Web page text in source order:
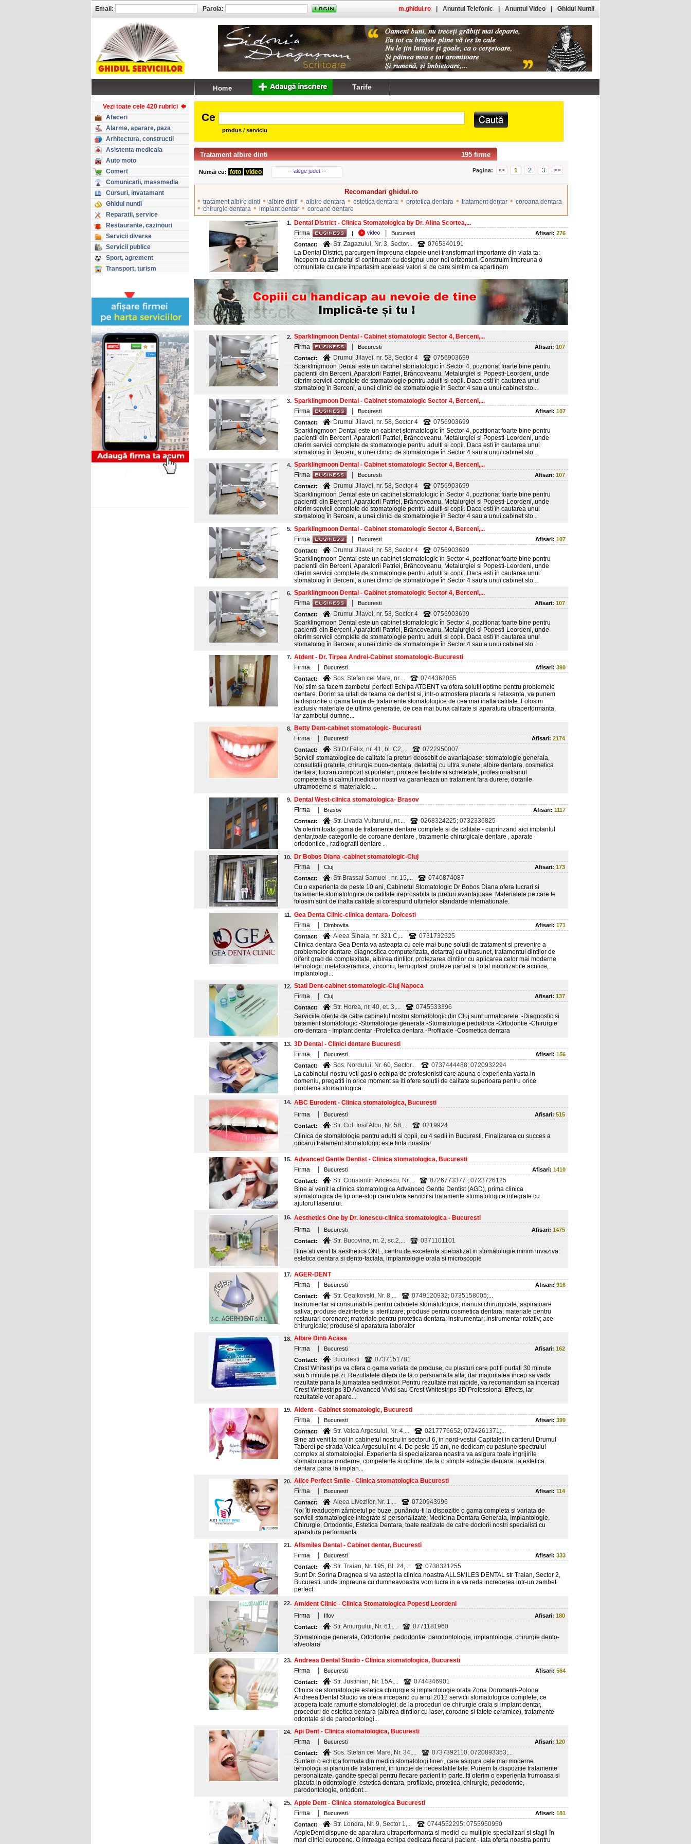
Vezi toate cele 420 rubrici
Afaceri
Alarme, aparare, paza
Arhitectura, constructii
Asistenta medicala
Auto moto
Comert
Comunicatii, massmedia
Cursuri, invatamant
Ghidul nuntii
Reparatii, service
Restaurante, cazinouri
Servicii diverse
Servicii publice
Sport, agrement
Transport, turism
Ce
produs / serviciu
195 firme
Tratament albire dinti
Numai cu: foto video -- alege judet -- Pagina: << 1 2 3 >>
Recomandari ghidul.ro
• tratament albire dinti • albire dinti • albire dentara • estetica dentara • protetica dentara • tratament dentar • coroana dentara
• chirurgie dentara • implant dentar • coroane dentare
1. Dental District - Clinica Stomatologica by Dr. Alina Scortea,...
Firma
| Bucuresti Afisari: 276
Contact:
Str. Zagazului, Nr. 3, Sector...
0765340191
La Dental District, parcurgem împreuna etapele unei transformari importante din viata ta:
începem cu zâmbetul si continuam cu designul unor noi orizonturi. Construim împreuna o
comunitate cu care împartasim aceleasi valori si de care simtim ca apartinem
2. Sparklingmoon Dental - Cabinet stomatologic Sector 4, Berceni,...
Firma
Bucuresti Afisari: 107
Contact:
Drumul Jilavei, nr. 58, Sector 4
0756903699
Sparklingmoon Dental este un cabinet stomatologic în Sector 4, pozitionat foarte bine pentru
pacientii din Berceni, Aparatorii Patriei, Brâncoveanu, Metalurgiei si Popesti-Leordeni, unde
oferim servicii complete de stomatologie pentru adulti si copii. Daca esti în cautarea unui
stomatolog în Berceni, a unei clinici de stomatologie în Sector 4 sau a unui cabinet sto...
3. Sparklingmoon Dental - Cabinet stomatologic Sector 4, Berceni,...
Firma
Bucuresti Afisari: 107
Contact:
Drumul Jilavei, nr. 58, Sector 4
0756903699
Sparklingmoon Dental este un cabinet stomatologic în Sector 4, pozitionat foarte bine pentru
pacientii din Berceni, Aparatorii Patriei, Brâncoveanu, Metalurgiei si Popesti-Leordeni, unde
oferim servicii complete de stomatologie pentru adulti si copii. Daca esti în cautarea unui
stomatolog în Berceni, a unei clinici de stomatologie în Sector 4 sau a unui cabinet sto...
4. Sparklingmoon Dental - Cabinet stomatologic Sector 4, Berceni,...
Firma
Bucuresti Afisari: 107
Contact:
Drumul Jilavei, nr. 58, Sector 4
0756903699
Sparklingmoon Dental este un cabinet stomatologic în Sector 4, pozitionat foarte bine pentru
pacientii din Berceni, Aparatorii Patriei, Brâncoveanu, Metalurgiei si Popesti-Leordeni, unde
oferim servicii complete de stomatologie pentru adulti si copii. Daca esti în cautarea unui
stomatolog în Berceni, a unei clinici de stomatologie în Sector 4 sau a unui cabinet sto...
5. Sparklingmoon Dental - Cabinet stomatologic Sector 4, Berceni,...
Firma
Bucuresti Afisari: 107
Contact:
Drumul Jilavei, nr. 58, Sector 4
0756903699
Sparklingmoon Dental este un cabinet stomatologic în Sector 4, pozitionat foarte bine pentru
pacientii din Berceni, Aparatorii Patriei, Brâncoveanu, Metalurgiei si Popesti-Leordeni, unde
oferim servicii complete de stomatologie pentru adulti si copii. Daca esti în cautarea unui
stomatolog în Berceni, a unei clinici de stomatologie în Sector 4 sau a unui cabinet sto...
6. Sparklingmoon Dental - Cabinet stomatologic Sector 4, Berceni,...
Firma
Bucuresti Afisari: 107
Contact:
Drumul Jilavei, nr. 58, Sector 4
0756903699
Sparklingmoon Dental este un cabinet stomatologic în Sector 4, pozitionat foarte bine pentru
pacientii din Berceni, Aparatorii Patriei, Brâncoveanu, Metalurgiei si Popesti-Leordeni, unde
oferim servicii complete de stomatologie pentru adulti si copii. Daca esti în cautarea unui
stomatolog în Berceni, a unei clinici de stomatologie în Sector 4 sau a unui cabinet sto...
7. Atdent - Dr. Tirpea Andrei-Cabinet stomatologic-Bucuresti
Firma
Bucuresti Afisari: 390
Contact:
Sos. Stefan cel Mare, nr....
0744362055
Noi stim sa facem zambetul perfect! Echipa ATDENT va ofera solutii optime pentru problemele
dentare. Dorim sa uitati de teama de dentist si, intr-o atmosfera placuta si relaxanta, va punem
la dispozitie o gama larga de tratamente stomatologice de cea mai inalta calitate. Folosim
exclusiv materiale de ultima generatie, de cea mai buna calitate si aparatura ultraperformanta,
iar zambetul dumne...
8. Betty Dent-cabinet stomatologic- Bucuresti
Firma
Bucuresti Afisari: 2174
Contact:
Str.Dr.Felix, nr. 41, bl. C2,...
0722950007
Servicii stomatologice de calitate la preturi deosebit de avantajoase; stomatologie generala,
consultatii gratuite, chirurgie buco-dentala, detartraj cu ultra sunete, albire dentara, cosmetica
dentara, lucrari compozit si portelan, proteze flexibile si scheletate; profesionalismul
competenta si calmul medicilor nostri va garanteaza un tratament fara durere; dotarile
ultramoderne si materialele ...
9. Dental West-clinica stomatologica- Brasov
Firma
Brasov Afisari: 1117
Contact:
Str. Livada Vulturului, nr....
0268324225; 0732336825
Va oferim toata gama de tratamente dentare complete si de calitate - cuprinzand aici implantul
dentar,toate categoriile de coroane dentare , tratamente chirurgicale dentare , aparate
ortodontice , radiografii dentare .
10. Dr Bobos Diana -cabinet stomatologic-Cluj
Firma
Cluj Afisari: 173
Contact:
Str Brassai Samuel , nr. 15,...
0740874087
Cu o experienta de peste 10 ani, Cabinetul Stomatologic Dr Bobos Diana ofera lucrari si
tratamente stomatologice de calitate ireprosabila la preturi avantajoase. Materialele pe care le
folosim sunt de inalta calitate si corespund ultimelor standarde internationale.
11. Gea Denta Clinic-clinica dentara- Doicesti
Firma
Dimbovita Afisari: 171
Contact:
Aleea Sinaia, nr. 321 C,...
0731732525
Clinica dentara Gea Denta va asteapta cu cele mai bune solutii de tratament si prevenire a
problemelor dentare, diagnostica computerizata, detartraj cu ultrasunet, tratamentul dintilor de
diferit grad de complexitate, albirea dintilor, protezarea dintilor cu aplicarea celor mai moderne
tehnologii: metaloceramica, zirconiu, termoplast, proteze partial si total mobilizabile acrilice,
implantologi...
12. Stati Dent-cabinet stomatologic-Cluj Napoca
Firma
Cluj Afisari: 137
Contact:
Str. Horea, nr. 40, et. 3,...
0745533396
Serviciile oferite de catre cabinetul nostru stomatologic din Cluj sunt urmatoarele: -Diagnostic si
tratament stomatologic -Stomatologie generala -Stomatologie pediatrica -Ortodontie -Chirurgie
oro-dentara - Implant dentar -Protetica dentara -Profilaxie -Cosmetica dentara
13. 3D Dental - Clinici dentare Bucuresti
Firma
Bucuresti Afisari: 156
Contact:
Sos. Nordului, Nr. 60, Sector...
0737444488; 0720932294
La cabinetul nostru veti gasi o echipa de profesionisti care aduna o experienta vasta in
domeniu, pregatiti in orice moment sa iti ofere solutii de calitate superioara pentru orice
problema stomatologica.
14. ABC Eurodent - Clinica stomatologica, Bucuresti
Firma
Bucuresti Afisari: 515
Contact:
Str. Col. Iosif Albu, Nr. 58,...
0219924
Clinica de stomatologie pentru adulti si copii, cu 4 sedii in Bucuresti. Finalizarea cu succes a
oricarui tratament stomatologic este tinta noastra!
15. Advanced Gentle Dentist - Clinica stomatologica, Bucuresti
Firma
Bucuresti Afisari: 1410
Contact:
Str. Constantin Aricescu, Nr....
0726773377 ; 0723726125
Bine ai venit la clinica stomatologica Advanced Gentle Dentist (AGD), prima clinica
stomatologica de tip one-stop care ofera servicii si tratamente stomatologice integrate cu
ajutorul laserului.
16. Aesthetics One by Dr. Ionescu-clinica stomatologica - Bucuresti
Firma
Bucuresti Afisari: 1475
Contact:
Str. Bucovina, nr. 2, sc.2,...
0371101101
Bine ati venit la aesthetics ONE, centru de excelenta specializat in stomatologie minim invaziva:
estetica dentara si dento-faciala, implantologie orala si microscopie
17. AGER-DENT
Firma
Bucuresti Afisari: 916
Contact:
Str. Ceaikovski, Nr. 8,...
0749120932; 0735158005;...
Instrumentar si consumabile pentru cabinete stomatologice; manusi chirurgicale; aspiratoare
saliva; produse dezinfectie si sterilizare; produse pentru cosmetica dentara; materiale pentru
restaurari coronare; materiale pentru protetica dentara; instrumentar; instrumentar rotativ; ace
chirurgicale; produse si aparatura laborator
18. Albire Dinti Acasa
Firma
Bucuresti Afisari: 162
Contact:
Bucuresti
0737151781
Crest Whitestrips va ofera o gama variata de produse, cu plasturi care pot fi purtati 30 minute
sau 5 minute pe zi. Rezultatele difera de la o persoana la alta, dar majoritatea incep sa vada
rezultate pana la jumatatea sedintelor. Pentru rezultate mai rapide, va recomandam sa incercati
Crest Whitestrips 3D Advanced Vivid sau Crest Whitestrips 3D Professional Effects, iar
rezultatele vor apare...
19. Aldent - Cabinet stomatologic, Bucuresti
Firma
Bucuresti Afisari: 399
Contact:
Str. Valea Argesului, Nr. 4,...
0217776652; 0724261371;...
Bine ati venit la noi in cabinetul nostru in sectorul 6, in nord-vestul Capitalei in cartierul Drumul
Taberei pe strada Valea Argesului nr. 4. De peste 15 ani, ne dedicam cu pasiune spectrului
complex al stomatologiei. Experienta si specializarea noastra va asigura toate ingrijirile
stomatologice moderne, competente si optime: de la o simpla extractie dentara, la estetica
dentara pana la implan...
20. Alice Perfect Smile - Clinica stomatologica Bucuresti
Firma
Bucuresti Afisari: 114
Contact:
Aleea Livezilor, Nr. 1,...
0720943996
Noi îti readucem zâmbetul pe buze, punându-ti la dispozitie o gama completa si variata de
servicii stomatologice integrate si personalizate: Medicina Dentara Generala, Implantologie,
Chirurgie, Ortodontie, Estetica Dentara, toate realizate de catre doctorii nostri specialisti cu
aparatura performanta.
21. Allsmiles Dental - Cabinet dentar, Bucuresti
Firma
Bucuresti Afisari: 333
Contact:
Str. Traian, Nr. 195, Bl. 24,...
0738321255
Sunt Dr. Sorina Dragnea si va astept la clinica noastra ALLSMILES DENTAL str Traian, Sector 2,
Bucuresti, unde impreuna cu dumneavoastra vom lucra in a va reda increderea intr-un zambet
perfect
22. Amident Clinic - Clinica Stomatologica Popesti Leordeni
Firma
Ilfov Afisari: 180
Contact:
Str. Amurgului, Nr. 61,...
0771181960
Stomatologie generala, Ortodontie, pedodontie, parodontologie, implantologie, chirurgie dento-
alveolara
23. Andreea Dental Studio - Clinica stomatologica, Bucuresti
Firma
Bucuresti Afisari: 564
Contact:
Str. Justinian, Nr. 15A,...
0744346901
Clinica de stomatologie estetica chirurgie si implantologie orala Zona Dorobanti-Polona.
Andreea Dental Studio va ofera incepand cu anul 2012 servicii stomatologice complete, ce
acopera toate ramurile stomatologiei: de la proceduri de chirurgie orala si implant dentar,
proceduri de estetica dentara (albirea dintilor cu laser, coroane si fatete ceramice), tratamente
odontale si de parodontologi...
24. Api Dent - Clinica stomatologica, Bucuresti
Firma
Bucuresti Afisari: 120
Contact:
Sos. Stefan cel Mare, Nr. 34,...
0737392110; 0720893353;...
Suntem o echipa formata din medici stomatologi tineri, care asigura cele mai moderne
tehnologii si planuri de tratament, in functie de necesitatile tale. Punem la dispozitie tratamente
personalizate, gandite special pentru fiecare pacient in parte. Iti oferim o experienta frumoasa si
placuta in odontologie, estetica dentara, profilaxie, protetica, chirurgie, pedodontie,
parodontologie, ortodont...
25. Apple Dent - Clinica stomatologica Bucuresti
Firma
Bucuresti Afisari: 181
Contact:
Str. Londra, Nr. 9, Sector 1,...
0744552295; 0755950950
AppleDent dispune de aparatura ultraperformanta si medici cu multiple specializari si stagii în
mari clinici europene. O întreaga echipa dedicata fiecarui pacient - iata oferta noastra pentru
Email: Parola: m.ghidul.ro Anuntul Telefonic Anuntul Video Ghidul Nuntii
Tarife